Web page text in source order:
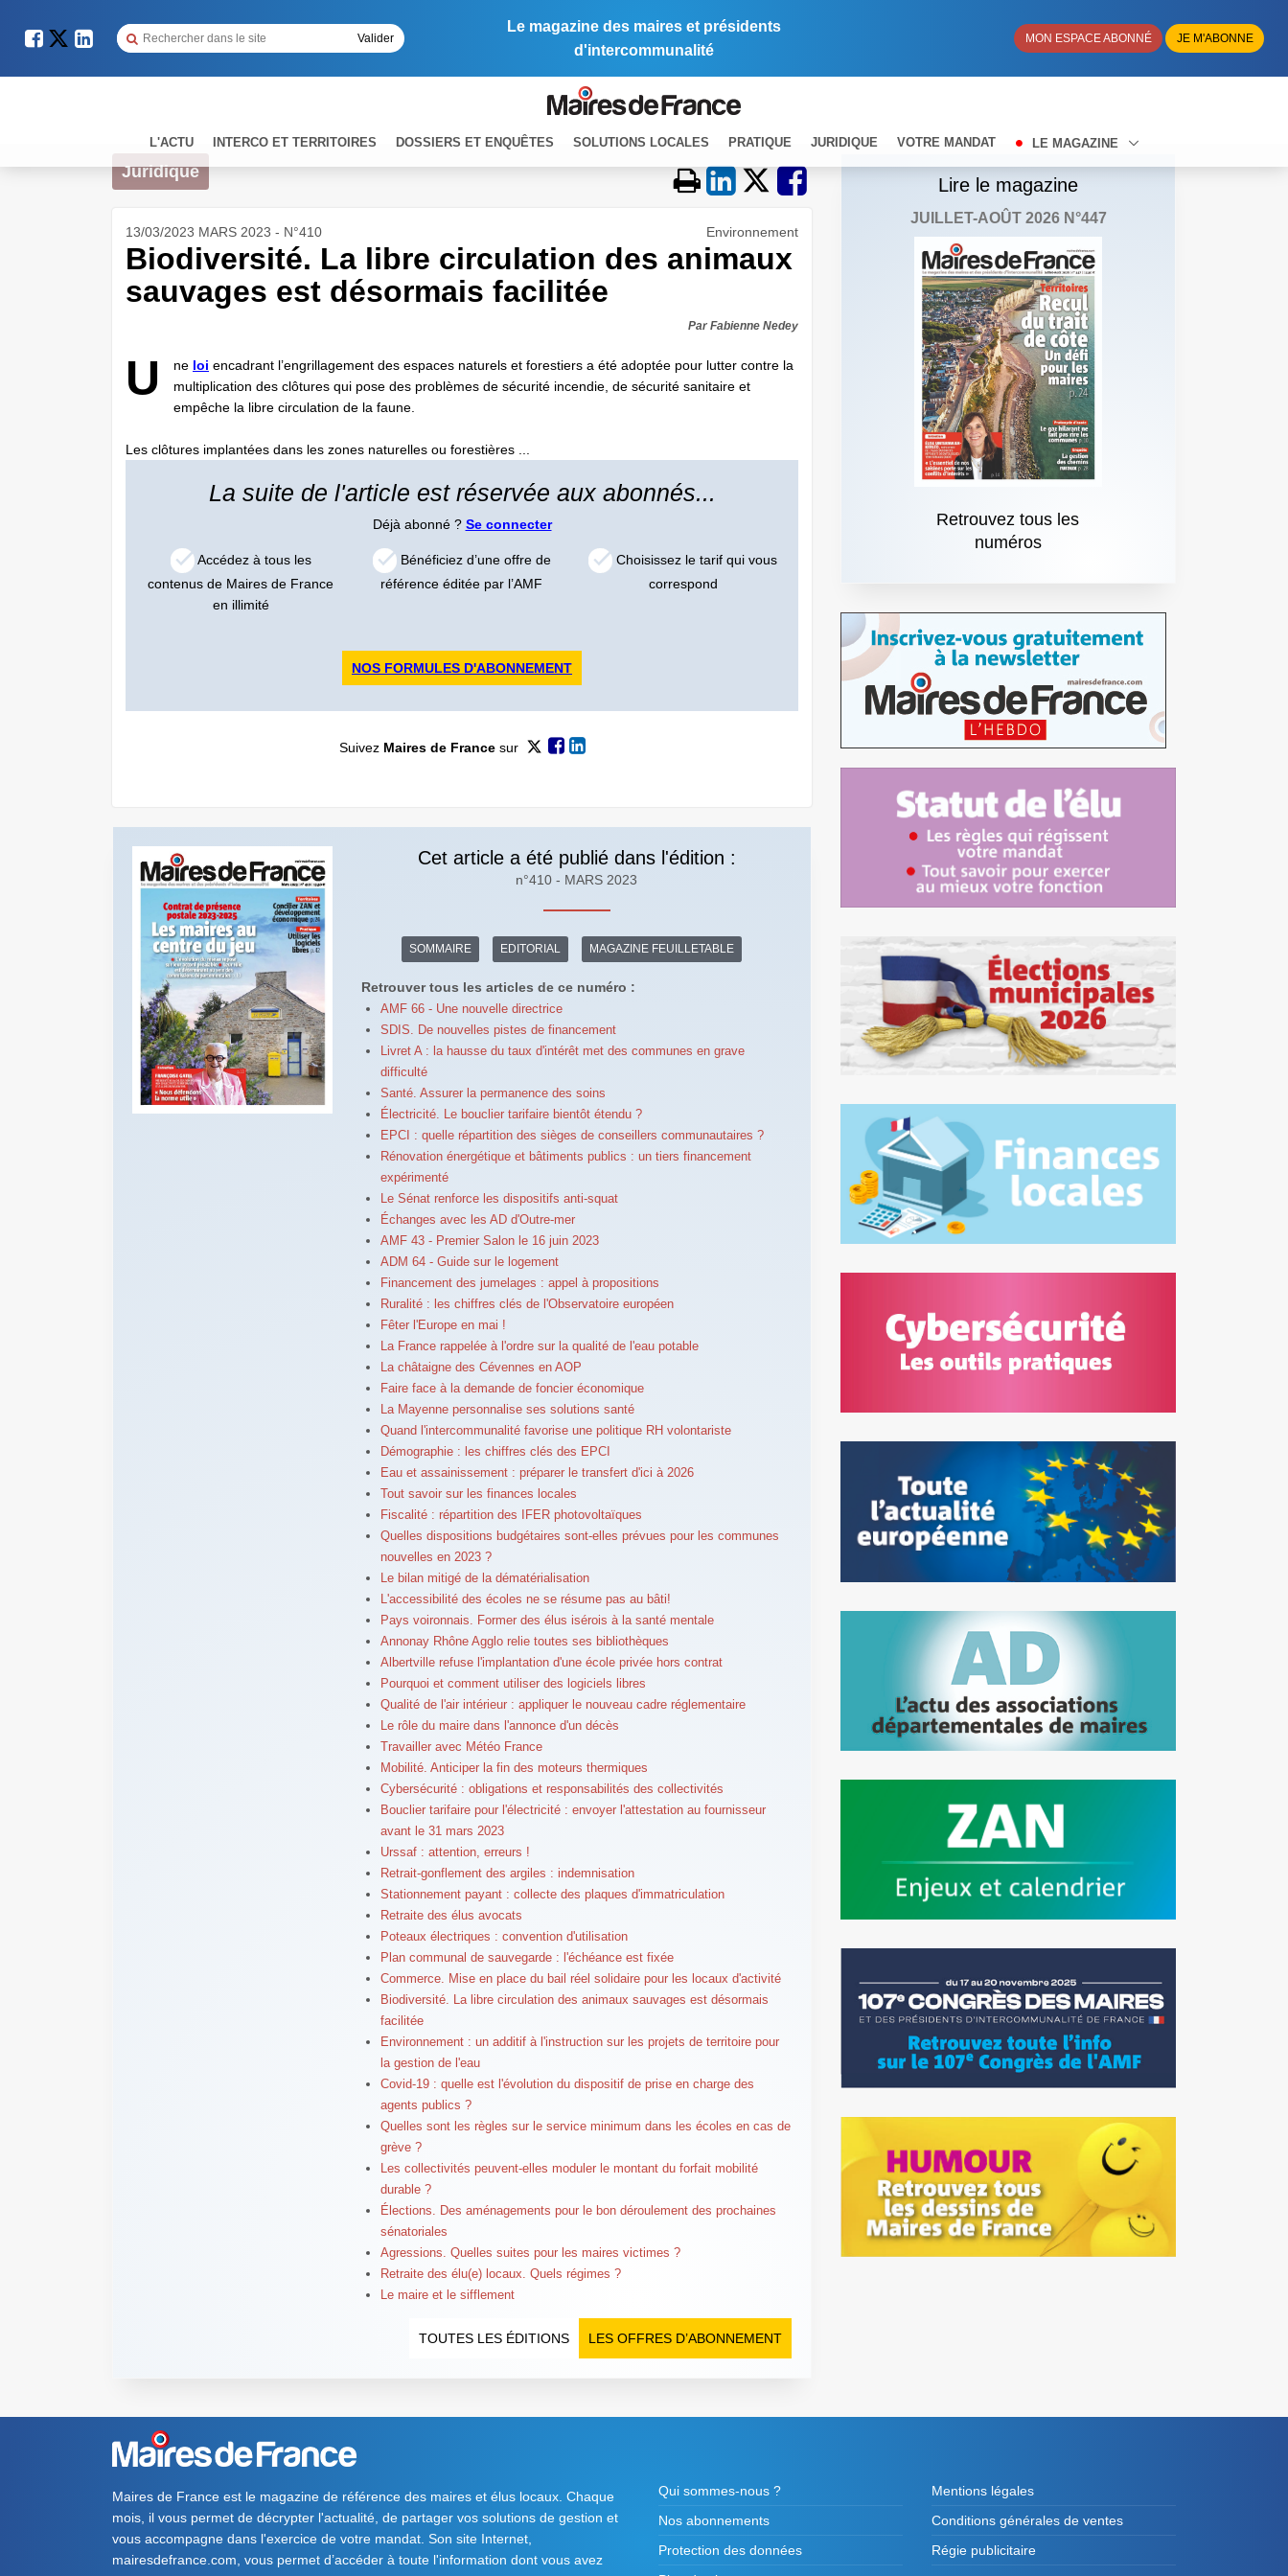
Le magazine des maires et présidents
d'intercommunalité
MON ESPACE ABONNÉ JE M'ABONNE
L'ACTU INTERCO ET TERRITOIRES DOSSIERS ET ENQUÊTES SOLUTIONS LOCALES PRATIQUE JURIDIQUE VOTRE MANDAT LE MAGAZINE
Juridique
13/03/2023 MARS 2023 - N°410 Environnement
Biodiversité. La libre circulation des animaux
sauvages est désormais facilitée
Par Fabienne Nedey
U ne loi encadrant l’engrillagement des espaces naturels et forestiers a été adoptée pour lutter contre la
multiplication des clôtures qui pose des problèmes de sécurité incendie, de sécurité sanitaire et
empêche la libre circulation de la faune.
Les clôtures implantées dans les zones naturelles ou forestières ...
La suite de l'article est réservée aux abonnés...
Déjà abonné ? Se connecter
Accédez à tous les
contenus de Maires de France
en illimité
Bénéficiez d’une offre de
référence éditée par l’AMF
Choisissez le tarif qui vous
correspond
NOS FORMULES D'ABONNEMENT
Suivez Maires de Francesur
Cet article a été publié dans l'édition :
n°410 - MARS 2023
SOMMAIRE EDITORIAL MAGAZINE FEUILLETABLE
Retrouver tous les articles de ce numéro :
AMF 66 - Une nouvelle directrice
SDIS. De nouvelles pistes de financement
Livret A : la hausse du taux d'intérêt met des communes en grave
difficulté
Santé. Assurer la permanence des soins
Électricité. Le bouclier tarifaire bientôt étendu ?
EPCI : quelle répartition des sièges de conseillers communautaires ?
Rénovation énergétique et bâtiments publics : un tiers financement
expérimenté
Le Sénat renforce les dispositifs anti-squat
Échanges avec les AD d'Outre-mer
AMF 43 - Premier Salon le 16 juin 2023
ADM 64 - Guide sur le logement
Financement des jumelages : appel à propositions
Ruralité : les chiffres clés de l'Observatoire européen
Fêter l'Europe en mai !
La France rappelée à l'ordre sur la qualité de l'eau potable
La châtaigne des Cévennes en AOP
Faire face à la demande de foncier économique
La Mayenne personnalise ses solutions santé
Quand l'intercommunalité favorise une politique RH volontariste
Démographie : les chiffres clés des EPCI
Eau et assainissement : préparer le transfert d'ici à 2026
Tout savoir sur les finances locales
Fiscalité : répartition des IFER photovoltaïques
Quelles dispositions budgétaires sont-elles prévues pour les communes
nouvelles en 2023 ?
Le bilan mitigé de la dématérialisation
L'accessibilité des écoles ne se résume pas au bâti!
Pays voironnais. Former des élus isérois à la santé mentale
Annonay Rhône Agglo relie toutes ses bibliothèques
Albertville refuse l'implantation d'une école privée hors contrat
Pourquoi et comment utiliser des logiciels libres
Qualité de l'air intérieur : appliquer le nouveau cadre réglementaire
Le rôle du maire dans l'annonce d'un décès
Travailler avec Météo France
Mobilité. Anticiper la fin des moteurs thermiques
Cybersécurité : obligations et responsabilités des collectivités
Bouclier tarifaire pour l'électricité : envoyer l'attestation au fournisseur
avant le 31 mars 2023
Urssaf : attention, erreurs !
Retrait-gonflement des argiles : indemnisation
Stationnement payant : collecte des plaques d'immatriculation
Retraite des élus avocats
Poteaux électriques : convention d'utilisation
Plan communal de sauvegarde : l'échéance est fixée
Commerce. Mise en place du bail réel solidaire pour les locaux d'activité
Biodiversité. La libre circulation des animaux sauvages est désormais
facilitée
Environnement : un additif à l'instruction sur les projets de territoire pour
la gestion de l'eau
Covid-19 : quelle est l'évolution du dispositif de prise en charge des
agents publics ?
Quelles sont les règles sur le service minimum dans les écoles en cas de
grève ?
Les collectivités peuvent-elles moduler le montant du forfait mobilité
durable ?
Élections. Des aménagements pour le bon déroulement des prochaines
sénatoriales
Agressions. Quelles suites pour les maires victimes ?
Retraite des élu(e) locaux. Quels régimes ?
Le maire et le sifflement
LES OFFRES D’ABONNEMENT
TOUTES LES ÉDITIONS
Lire le magazine
JUILLET-AOÛT 2026 N°447
Retrouvez tous les
numéros
Maires de France est le magazine de référence des maires et élus locaux. Chaque
mois, il vous permet de décrypter l'actualité, de partager vos solutions de gestion et
vous accompagne dans l'exercice de votre mandat. Son site Internet,
mairesdefrance.com, vous permet d’accéder à toute l'information dont vous avez
Qui sommes-nous ?
Nos abonnements
Protection des données
Mentions légales
Conditions générales de ventes
Régie publicitaire